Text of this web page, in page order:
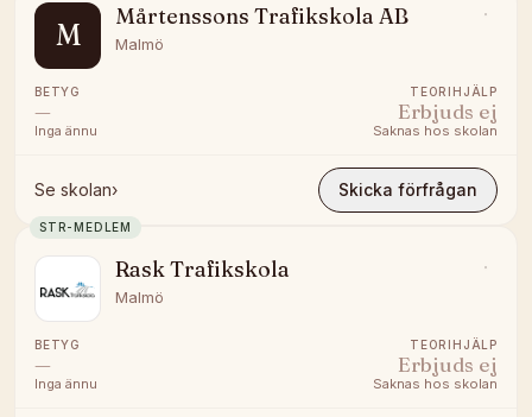
M
Mårtenssons Trafikskola AB
Malmö
BETYG
—
Inga ännu
TEORIHJÄLP
Erbjuds ej
Saknas hos skolan
Se skolan› Skicka förfrågan
STR-MEDLEM
Rask Trafikskola
Malmö
BETYG
—
Inga ännu
TEORIHJÄLP
Erbjuds ej
Saknas hos skolan